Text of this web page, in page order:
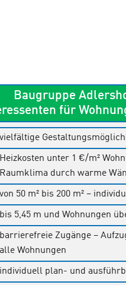
Baugruppe
für
vielfältige
Heizkosten unter 1 €/m²
Raumklima durch warme
von 50 m² bis 200 m² –
bis 5,45 m und Wohnungen
barrierefreie Zugänge –
alle Wohnungen
individuell plan- und